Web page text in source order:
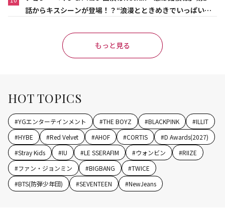
話からキスシーンが登場！？“浪漫とときめきでいっぱいの
もっと見る
HOT TOPICS
#YGエンターテインメント #THE BOYZ #BLACKPINK #ILLIT
#HYBE #Red Velvet #AHOF #CORTIS #D Awards(2027)
#Stray Kids #IU #LE SSERAFIM #ウォンビン #RIIZE
#ファン・ジョンミン #BIGBANG #TWICE
#BTS(防弾少年団) #SEVENTEEN #NewJeans